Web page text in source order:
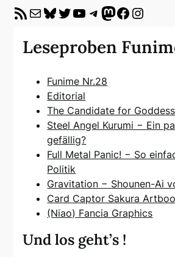
RSS-Feed E-Mail Bluesky Twitter YouTube Telegram Mastodon Facebook Instagram
Leseproben
Funime Nr.28
Editorial
The Candidate for Goddess
Steel Angel Kurumi − Ein
gefällig?
Full Metal Panic! − So
Politik
Gravitation − Shounen-Ai
Card Captor Sakura
(Niao) Fancia Graphics
Und los geht’s !